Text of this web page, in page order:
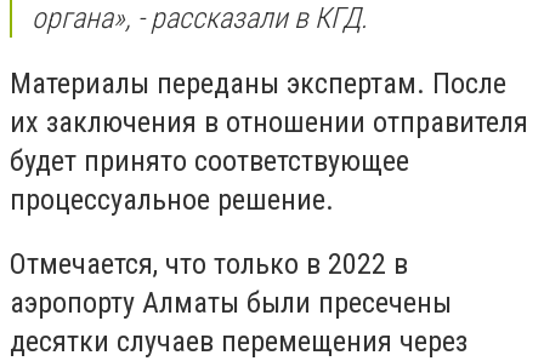
органа», - рассказали в КГД.
Материалы переданы экспертам. После
их заключения в отношении отправителя
будет принято соответствующее
процессуальное решение.
Отмечается, что только в 2022 в
аэропорту Алматы были пресечены
десятки случаев перемещения через